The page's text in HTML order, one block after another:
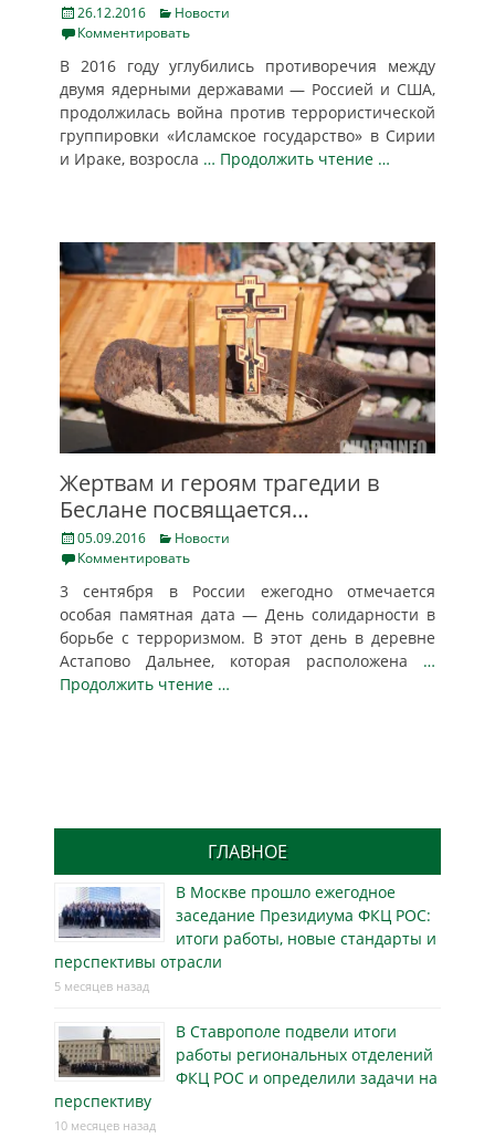
Posted
on
26.12.2016 Categories
Новости
Комментировать
В 2016 году углубились противоречия между
двумя ядерными державами — Россией и США,
продолжилась война против террористической
группировки «Исламское государство» в Сирии
и Ираке, возросла … Продолжить чтение …
Жертвам и героям трагедии в
Беслане посвящается…
Posted
on
05.09.2016 Categories
Новости
Комментировать
3 сентября в России ежегодно отмечается
особая памятная дата — День солидарности в
борьбе с терроризмом. В этот день в деревне
Астапово Дальнее, которая расположена …
Продолжить чтение …
ГЛАВНОЕ
В Москве прошло ежегодное
заседание Президиума ФКЦ РОС:
итоги работы, новые стандарты и
перспективы отрасли
5 месяцев назад
В Ставрополе подвели итоги
работы региональных отделений
ФКЦ РОС и определили задачи на
перспективу
10 месяцев назад